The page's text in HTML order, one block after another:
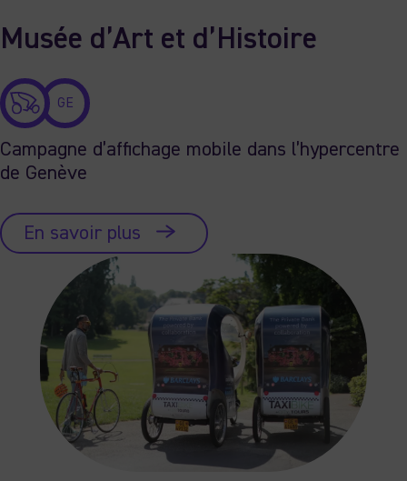
Musée d’Art et d’Histoire
GE
Campagne d’affichage mobile dans l’hypercentre
de Genève
En savoir plus